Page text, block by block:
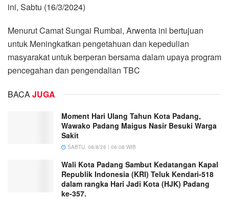
ini, Sabtu (16/3/2024)
Menurut Camat Sungai Rumbai, Arwenta ini bertujuan
untuk Meningkatkan pengetahuan dan kepedulian
masyarakat untuk berperan bersama dalam upaya program
pencegahan dan pengendalian TBC
BACAJUGA
Moment Hari Ulang Tahun Kota Padang,
Wawako Padang Maigus Nasir Besuki Warga
Sakit
SABTU, 08/8/26 | 06:08 WIB
Wali Kota Padang Sambut Kedatangan Kapal
Republik Indonesia (KRI) Teluk Kendari-518
dalam rangka Hari Jadi Kota (HJK) Padang
ke-357.